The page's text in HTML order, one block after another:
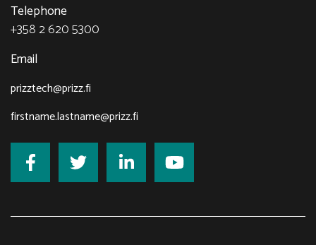
Telephone
+358 2 620 5300
Email
prizztech@prizz.fi
firstname.lastname@prizz.fi